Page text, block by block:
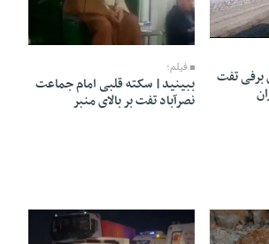
برفی تفت فیلم؛
ببینید| سکته قلبی امام جماعت
نصرآباد تفت بر بالای منبر